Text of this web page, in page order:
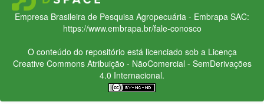
Empresa Brasileira de Pesquisa Agropecuária - Embrapa SAC:
https://www.embrapa.br/fale-conosco
O conteúdo do repositório está licenciado sob a Licença
Creative CommonsAtribuição - NãoComercial - SemDerivações
4.0 Internacional.